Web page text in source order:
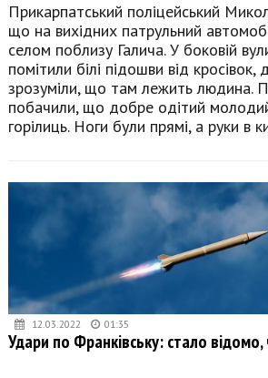
Прикарпатський поліцейський
що на вихідних патрульний
селом поблизу Галича. У боковій
помітили білі підошви від кросівок,
зрозуміли, що там лежить людина.
побачили, що добре одітий
горілиць. Ноги були прямі, а руки в
12.03.2022 01:35
Удари по Франківську: стало відомо,